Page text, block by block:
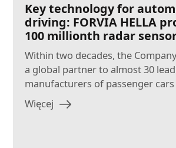
Key technology for
driving: FORVIA HELLA
100 millionth radar
Within two decades, the
a global partner to almost 30
manufacturers of passenger
Więcej